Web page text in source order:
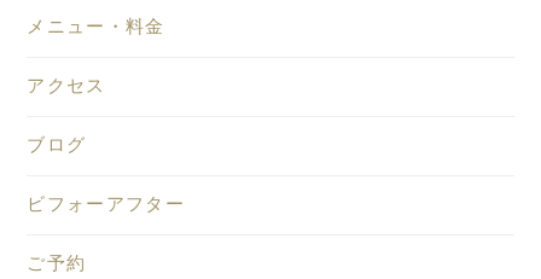
メニュー・料金
アクセス
ブログ
ビフォーアフター
ご予約